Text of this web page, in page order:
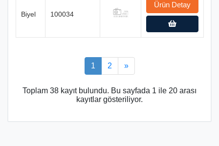
Biyel 100034
Ürün Detay
1 2 »
Toplam 38 kayıt bulundu. Bu sayfada 1 ile 20 arası
kayıtlar gösteriliyor.